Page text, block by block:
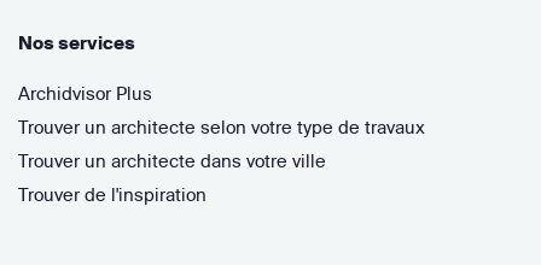
Nos services
Archidvisor Plus
Trouver un architecte selon votre type de travaux
Trouver un architecte dans votre ville
Trouver de l'inspiration